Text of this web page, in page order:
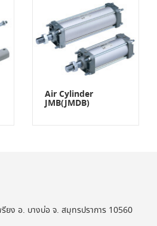
Air Cylinder
JMB(JMDB)
ยง อ. บางบ่อ จ. สมุทรปราการ 10560